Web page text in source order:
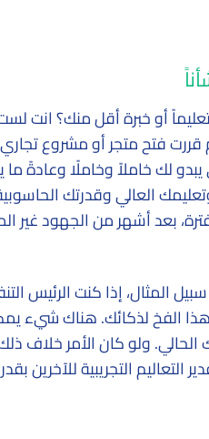
أو خبرة أقل منك؟ انت
قررت فتح متجر أو مشروع
لك خاملاً وخاملًا وعادةً
العالي وقدرتك
بعد أشهر من الجهود
إذا كنت الرئيس
هذا الفخ لذكائك. هناك
ولو كان الأمر خلاف
التجريبية للآخرين